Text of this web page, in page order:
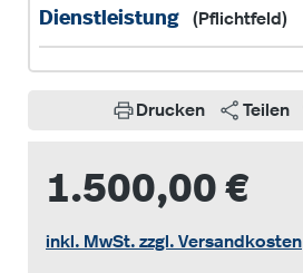
Dienstleistung (Pflichtfeld)
Drucken Teilen
1.500,00 €
inkl. MwSt. zzgl. Versandkosten